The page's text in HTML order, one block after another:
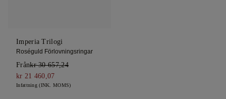
Imperia Trilogi
Roséguld Förlovningsringar
Frånkr 30 657,24
kr 21 460,07
Infattning (INK. MOMS)